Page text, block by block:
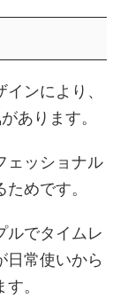
ンにより、
あります。
ェッショナル
めです。
ルでタイムレ
日常使いから
。